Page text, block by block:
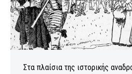
Στα πλαίσια της ιστορικής